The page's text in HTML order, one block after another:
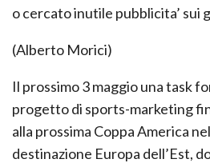
o cercato inutile pubblicita’ sui
(Alberto Morici)
Il prossimo 3 maggio una task
progetto di sports-marketing
alla prossima Coppa America
destinazione Europa dell’Est,